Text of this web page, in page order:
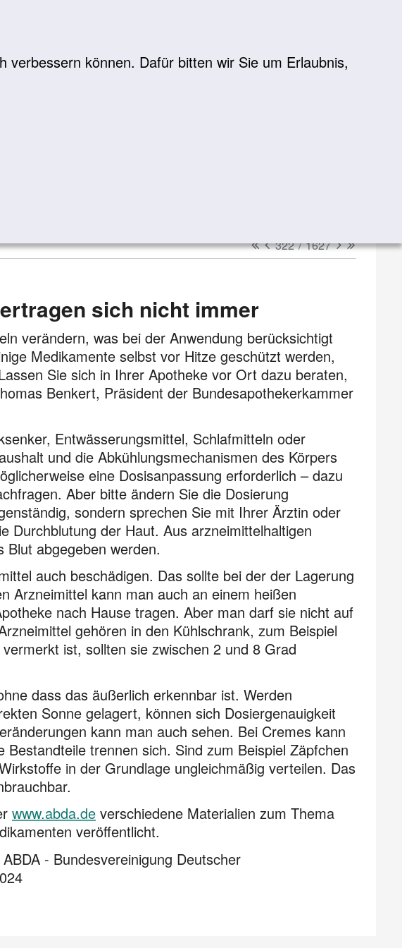
können. Dafür bitten wir Sie um Erlaubnis,
erster
vorheriger
322/1627nächster
letzter
sich nicht immer
verändern, was bei der Anwendung berücksichtigt
Medikamente selbst vor Hitze geschützt werden,
Sie sich in Ihrer Apotheke vor Ort dazu beraten,
Benkert, Präsident der Bundesapothekerkammer
Entwässerungsmittel, Schlafmitteln oder
und die Abkühlungsmechanismen des Körpers
eine Dosisanpassung erforderlich – dazu
Aber bitte ändern Sie die Dosierung
sondern sprechen Sie mit Ihrer Ärztin oder
Durchblutung der Haut. Aus arzneimittelhaltigen
abgegeben werden.
auch beschädigen. Das sollte bei der der Lagerung
Arzneimittel kann man auch an einem heißen
nach Hause tragen. Aber man darf sie nicht auf
gehören in den Kühlschrank, zum Beispiel
ist, sollten sie zwischen 2 und 8 Grad
dass das äußerlich erkennbar ist. Werden
Sonne gelagert, können sich Dosiergenauigkeit
kann man auch sehen. Bei Cremes kann
trennen sich. Sind zum Beispiel Zäpfchen
in der Grundlage ungleichmäßig verteilen. Das
www.abda.de verschiedene Materialien zum Thema
veröffentlicht.
- Bundesvereinigung Deutscher